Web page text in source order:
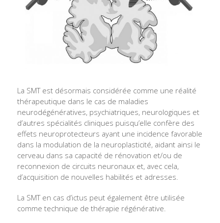
La SMT est désormais considérée comme une réalité
thérapeutique dans le cas de maladies
neurodégénératives, psychiatriques, neurologiques et
d’autres spécialités cliniques puisqu’elle confère des
effets neuroprotecteurs ayant une incidence favorable
dans la modulation de la neuroplasticité, aidant ainsi le
cerveau dans sa capacité de rénovation et/ou de
reconnexion de circuits neuronaux et, avec cela,
d’acquisition de nouvelles habilités et adresses.
La SMT en cas d’ictus peut également être utilisée
comme technique de thérapie régénérative.